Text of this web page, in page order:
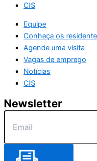
CIS
Equipe
Conheça os
Agende uma visita
Vagas de emprego
Notícias
CIS
Newsletter